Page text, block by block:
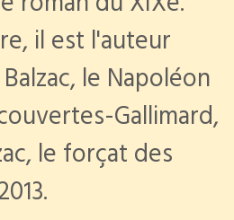
il est l'auteur
le Napoléon
Gallimard,
le forçat des